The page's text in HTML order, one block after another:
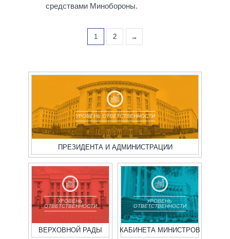
средствами Минобороны.
1 2 →
УРОВЕНЬ ОТВЕТСТВЕННОСТИ
ПРЕЗИДЕНТА И АДМИНИСТРАЦИИ
УРОВЕНЬ
ОТВЕТСТВЕННОСТИ
ВЕРХОВНОЙ РАДЫ
УРОВЕНЬ
ОТВЕТСТВЕННОСТИ
КАБИНЕТА МИНИСТРОВ